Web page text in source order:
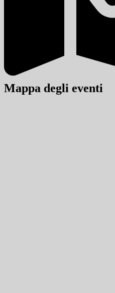
Mappa degli eventi